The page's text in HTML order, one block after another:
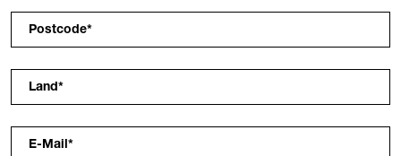
Postcode*
Land*
E-Mail*